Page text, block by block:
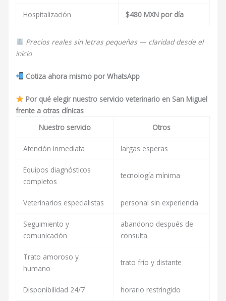
Hospitalización $480 MXN por día
Precios reales sin letras pequeñas — claridad desde el
inicio
Cotiza ahora mismo por WhatsApp
Por qué elegir nuestro servicio veterinario en San Miguel
frente a otras clínicas
Nuestro servicio
Otros
Atención inmediata largas esperas
Equipos diagnósticos
completos
tecnología mínima
Veterinarios especialistas personal sin experiencia
Seguimiento y
comunicación
abandono después de
consulta
Trato amoroso y
humano
trato frío y distante
Disponibilidad 24/7 horario restringido